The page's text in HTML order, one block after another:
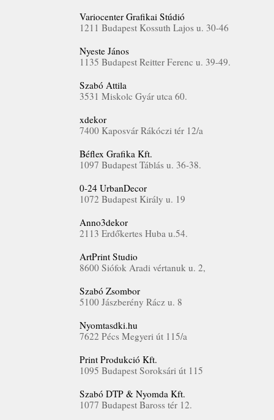
Variocenter Grafikai Stúdió
1211 Budapest Kossuth Lajos u. 30-46
Nyeste János
1135 Budapest Reitter Ferenc u. 39-49.
Szabó Attila
3531 Miskolc Gyár utca 60.
xdekor
7400 Kaposvár Rákóczi tér 12/a
Béflex Grafika Kft.
1097 Budapest Táblás u. 36-38.
0-24 UrbanDecor
1072 Budapest Király u. 19
Anno3dekor
2113 Erdőkertes Huba u.54.
ArtPrint Studio
8600 Siófok Aradi vértanuk u. 2,
Szabó Zsombor
5100 Jászberény Rácz u. 8
Nyomtasdki.hu
7622 Pécs Megyeri út 115/a
Print Produkció Kft.
1095 Budapest Soroksári út 115
Szabó DTP & Nyomda Kft.
1077 Budapest Baross tér 12.